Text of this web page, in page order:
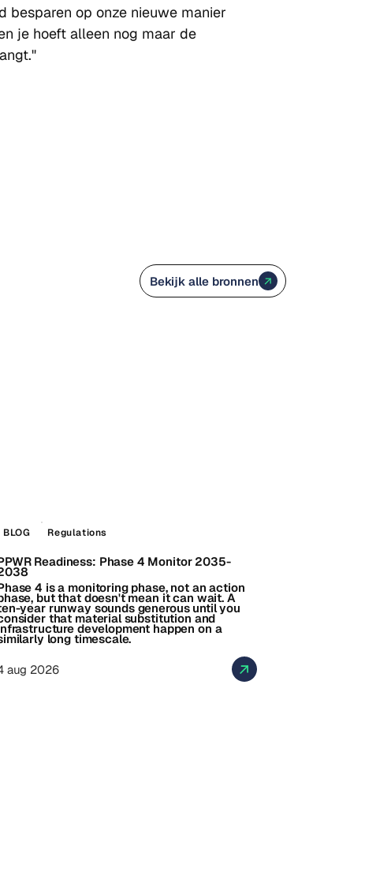
op onze nieuwe manier
je hoeft alleen nog maar de
Bekijk alle bronnen
BLOG Regulations
Readiness: Phase 4 Monitor 2035-
4 is a monitoring phase, not an action
but that doesn't mean it can wait. A
year runway sounds generous until you
that material substitution and
development happen on a
long timescale.
aug 2026